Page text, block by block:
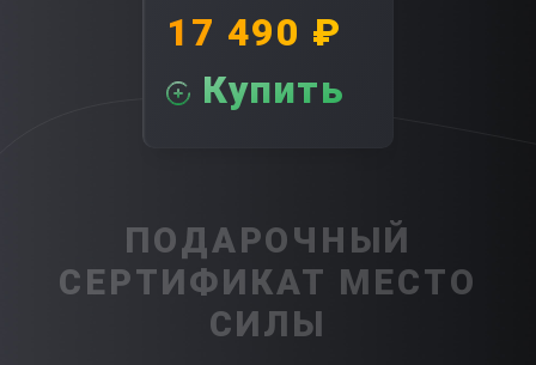
17 490 ₽
Купить
ПОДАРОЧНЫЙ
СЕРТИФИКАТ МЕСТО
СИЛЫ